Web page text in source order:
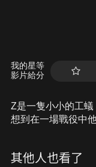
我的星等
影片給分
Z是一隻小小的工
想到在一場戰役中
蟻，對抗曼將軍強大
其他人也看了